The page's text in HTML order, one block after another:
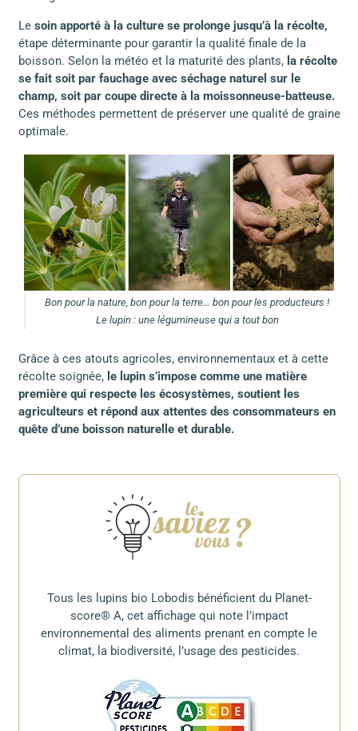
Le soin apporté à la culture se prolonge jusqu’à la récolte,
étape déterminante pour garantir la qualité finale de la
boisson. Selon la météo et la maturité des plants, la récolte
se fait soit par fauchage avec séchage naturel sur le
champ, soit par coupe directe à la moissonneuse-batteuse.
Ces méthodes permettent de préserver une qualité de graine
optimale.
Bon pour la nature, bon pour la terre… bon pour les producteurs !
Le lupin : une légumineuse qui a tout bon
Grâce à ces atouts agricoles, environnementaux et à cette
récolte soignée, le lupin s’impose comme une matière
première qui respecte les écosystèmes, soutient les
agriculteurs et répond aux attentes des consommateurs en
quête d’une boisson naturelle et durable.
Tous les lupins bio Lobodis bénéficient du Planet-
score® A, cet affichage qui note l’impact
environnemental des aliments prenant en compte le
climat, la biodiversité, l’usage des pesticides.